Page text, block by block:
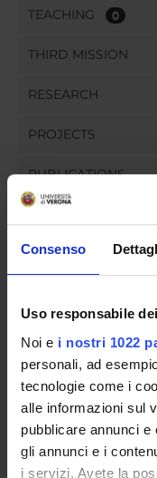
Consenso
Uso responsabile
Noi e i nostri 1022
personali, ad
tecnologie come i
alle informazioni sul
pubblicare annunci
gli annunci e i
i servizi. Avete la
TEACHING 0
THIRD MISSION
RESEARCH
PROJECTS
PUBLICATIONS
ORGANISATION
GOVERNANCE
COMMITTEES
DEPARTMENT
STUDENT